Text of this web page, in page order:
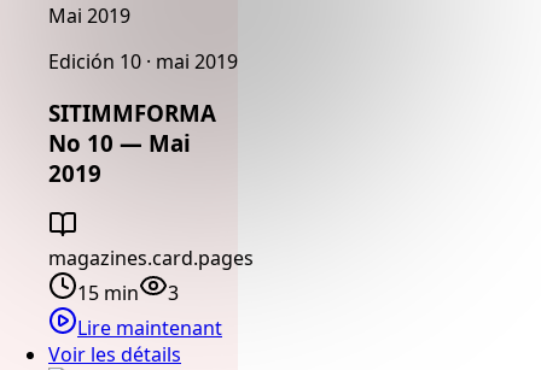
Mai 2019
Edición 10 · mai 2019
SITIMMFORMA
No 10 — Mai
2019
magazines.card.pages
15 min
3
Lire maintenant
Voir les détails